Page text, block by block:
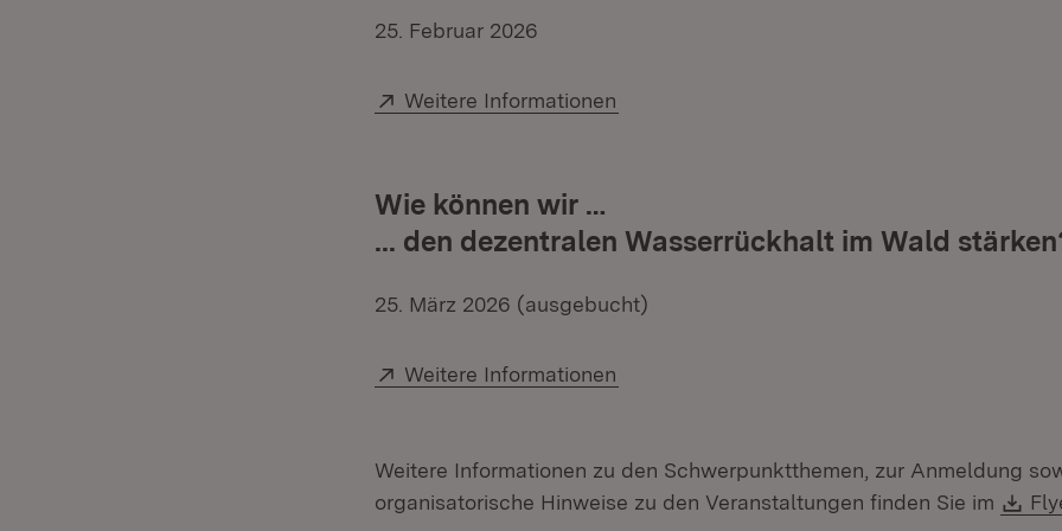
25. Februar 2026
Extern:
Weitere Informationen
Wie können wir …
... den dezentralen Wasserrückhalt im Wald
25. März 2026 (ausgebucht)
Extern:
Weitere Informationen
Weitere Informationen zu den Schwerpunktthemen, zur Anmeldung
organisatorische Hinweise zu den Veranstaltungen finden Sie im